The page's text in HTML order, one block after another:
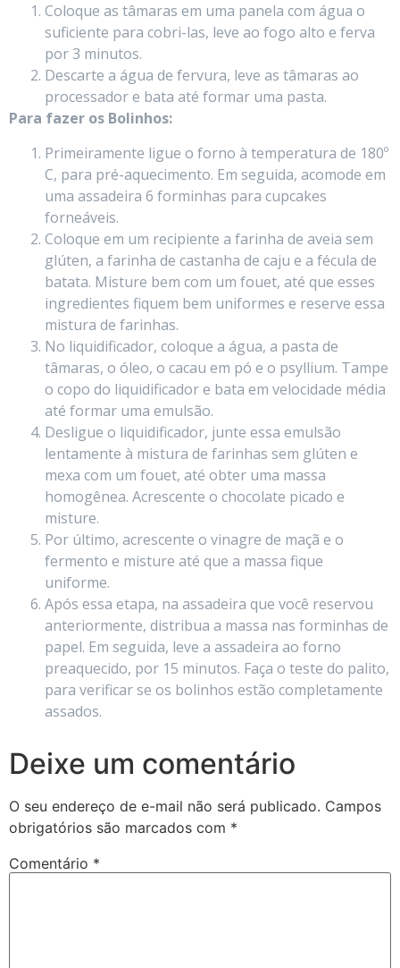
Coloque as tâmaras em uma panela com água o
suficiente para cobri-las, leve ao fogo alto e ferva
por 3 minutos.
Descarte a água de fervura, leve as tâmaras ao
processador e bata até formar uma pasta.
Para fazer os Bolinhos:
Primeiramente ligue o forno à temperatura de 180º
C, para pré-aquecimento. Em seguida, acomode em
uma assadeira 6 forminhas para cupcakes
forneáveis.
Coloque em um recipiente a farinha de aveia sem
glúten, a farinha de castanha de caju e a fécula de
batata. Misture bem com um fouet, até que esses
ingredientes fiquem bem uniformes e reserve essa
mistura de farinhas.
No liquidificador, coloque a água, a pasta de
tâmaras, o óleo, o cacau em pó e o psyllium. Tampe
o copo do liquidificador e bata em velocidade média
até formar uma emulsão.
Desligue o liquidificador, junte essa emulsão
lentamente à mistura de farinhas sem glúten e
mexa com um fouet, até obter uma massa
homogênea. Acrescente o chocolate picado e
misture.
Por último, acrescente o vinagre de maçã e o
fermento e misture até que a massa fique
uniforme.
Após essa etapa, na assadeira que você reservou
anteriormente, distribua a massa nas forminhas de
papel. Em seguida, leve a assadeira ao forno
preaquecido, por 15 minutos. Faça o teste do palito,
para verificar se os bolinhos estão completamente
assados.
Deixe um comentário
O seu endereço de e-mail não será publicado. Campos
obrigatórios são marcados com *
Comentário *